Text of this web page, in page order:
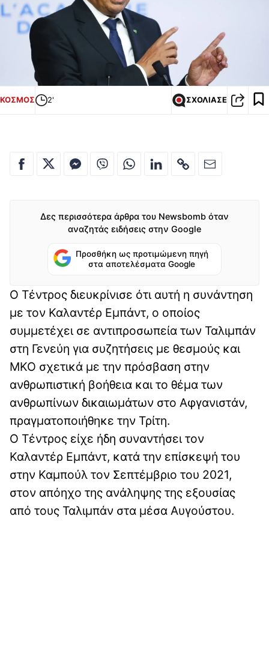
ΚΟΣΜΟΣ 2' ΣΧΟΛΙΑΣΕ
Δες περισσότερα άρθρα του Newsbomb όταν
αναζητάς ειδήσεις στην Google
Προσθήκη ως προτιμώμενη πηγή
στα αποτελέσματα Google
Ο Τέντρος διευκρίνισε ότι αυτή η συνάντηση
με τον Καλαντέρ Εμπάντ, ο οποίος
συμμετέχει σε αντιπροσωπεία των Ταλιμπάν
στη Γενεύη για συζητήσεις με θεσμούς και
ΜΚΟ σχετικά με την πρόσβαση στην
ανθρωπιστική βοήθεια και το θέμα των
ανθρωπίνων δικαιωμάτων στο Αφγανιστάν,
πραγματοποιήθηκε την Τρίτη.
Ο Τέντρος είχε ήδη συναντήσει τον
Καλαντέρ Εμπάντ, κατά την επίσκεψή του
στην Καμπούλ τον Σεπτέμβριο του 2021,
στον απόηχο της ανάληψης της εξουσίας
από τους Ταλιμπάν στα μέσα Αυγούστου.